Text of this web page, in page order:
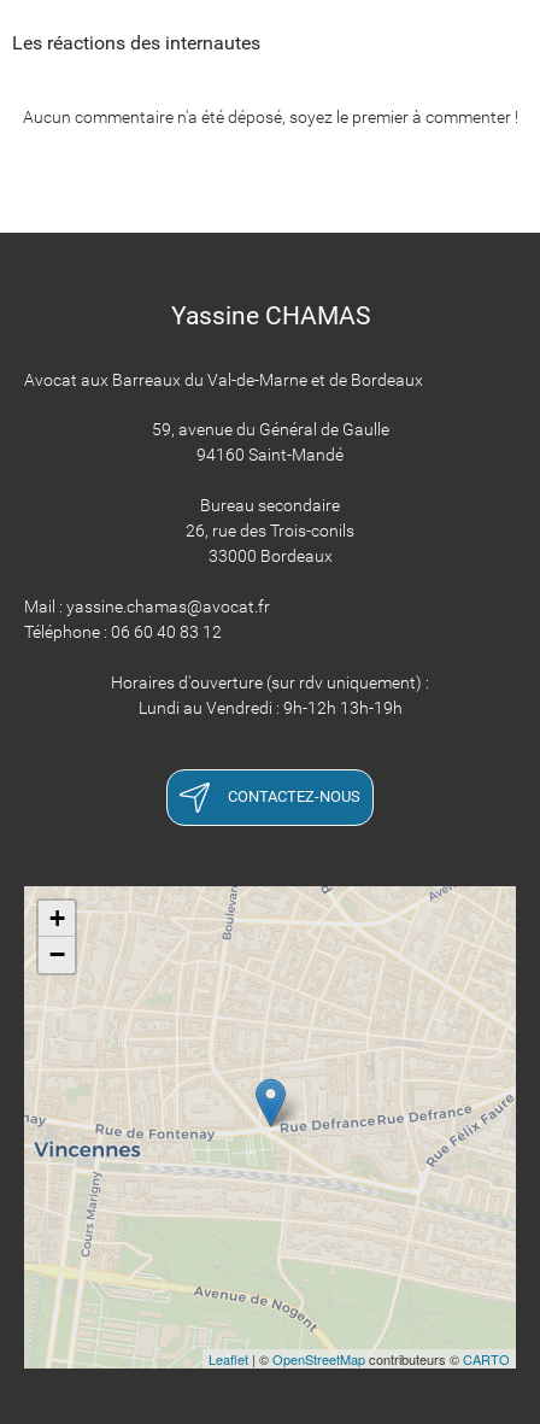
Les réactions des internautes
Aucun commentaire n'a été déposé, soyez le premier à commenter !
Yassine CHAMAS
Avocat aux Barreaux du Val-de-Marne et de Bordeaux
59, avenue du Général de Gaulle
94160 Saint-Mandé
Bureau secondaire
26, rue des Trois-conils
33000 Bordeaux
Mail : yassine.chamas@avocat.fr
Téléphone : 06 60 40 83 12
Horaires d'ouverture (sur rdv uniquement) :
Lundi au Vendredi : 9h-12h 13h-19h
CONTACTEZ-NOUS
+
−
Leaflet | ©OpenStreetMapcontributeurs ©CARTO